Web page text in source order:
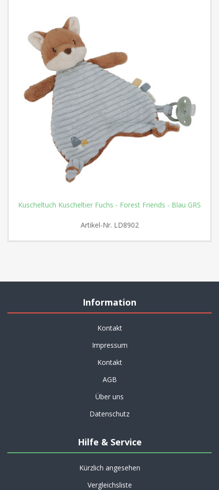
Kuscheltuch Kuscheltier Fuchs - Forest Friends - Blau GRS
Artikel-Nr. LD8902
Information
Kontakt
Impressum
Kontakt
AGB
Über uns
Datenschutz
Hilfe & Service
Kürzlich angesehen
Vergleichsliste